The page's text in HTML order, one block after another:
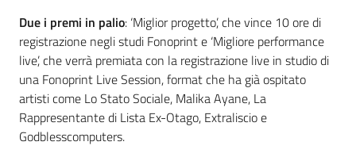
Due i premi in palio: ‘Miglior progetto’, che vince 10 ore di
registrazione negli studi Fonoprint e ‘Migliore performance
live’, che verrà premiata con la registrazione live in studio di
una Fonoprint Live Session, format che ha già ospitato
artisti come Lo Stato Sociale, Malika Ayane, La
Rappresentante di Lista Ex-Otago, Extraliscio e
Godblesscomputers.